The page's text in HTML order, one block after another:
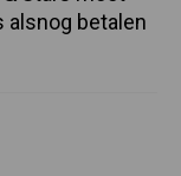
alsnog betalen